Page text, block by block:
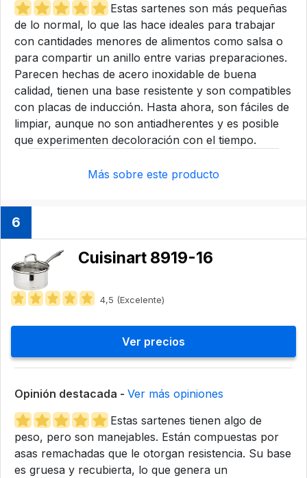
Estas sartenes son más pequeñas
de lo normal, lo que las hace ideales para trabajar
con cantidades menores de alimentos como salsa o
para compartir un anillo entre varias preparaciones.
Parecen hechas de acero inoxidable de buena
calidad, tienen una base resistente y son compatibles
con placas de inducción. Hasta ahora, son fáciles de
limpiar, aunque no son antiadherentes y es posible
que experimenten decoloración con el tiempo.
Más sobre este producto
6
Cuisinart 8919-16
4,5 (Excelente)
Ver precios
Opinión destacada - Ver más opiniones
Estas sartenes tienen algo de
peso, pero son manejables. Están compuestas por
asas remachadas que le otorgan resistencia. Su base
es gruesa y recubierta, lo que genera un